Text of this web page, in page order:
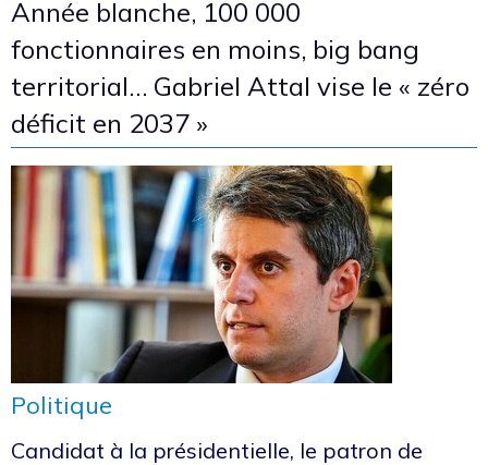
Année blanche, 100 000
fonctionnaires en moins, big bang
territorial… Gabriel Attal vise le « zéro
déficit en 2037 »
Politique
Candidat à la présidentielle, le patron de